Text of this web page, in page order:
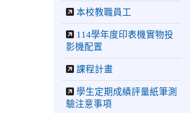
十三屆全國少年跆拳道錦標
賽 榮獲佳績！
2026-06-10
榮譽
恭喜本
校參加「115年花蓮市語文
競賽」，成績優異
2026-06-09
榮譽
賀 本
校籃球隊參加 2026花蓮縣
本校教職員工
114學年度印表機實物投
影機配置
課程計畫
學生定期成績評量紙筆測
驗注意事項